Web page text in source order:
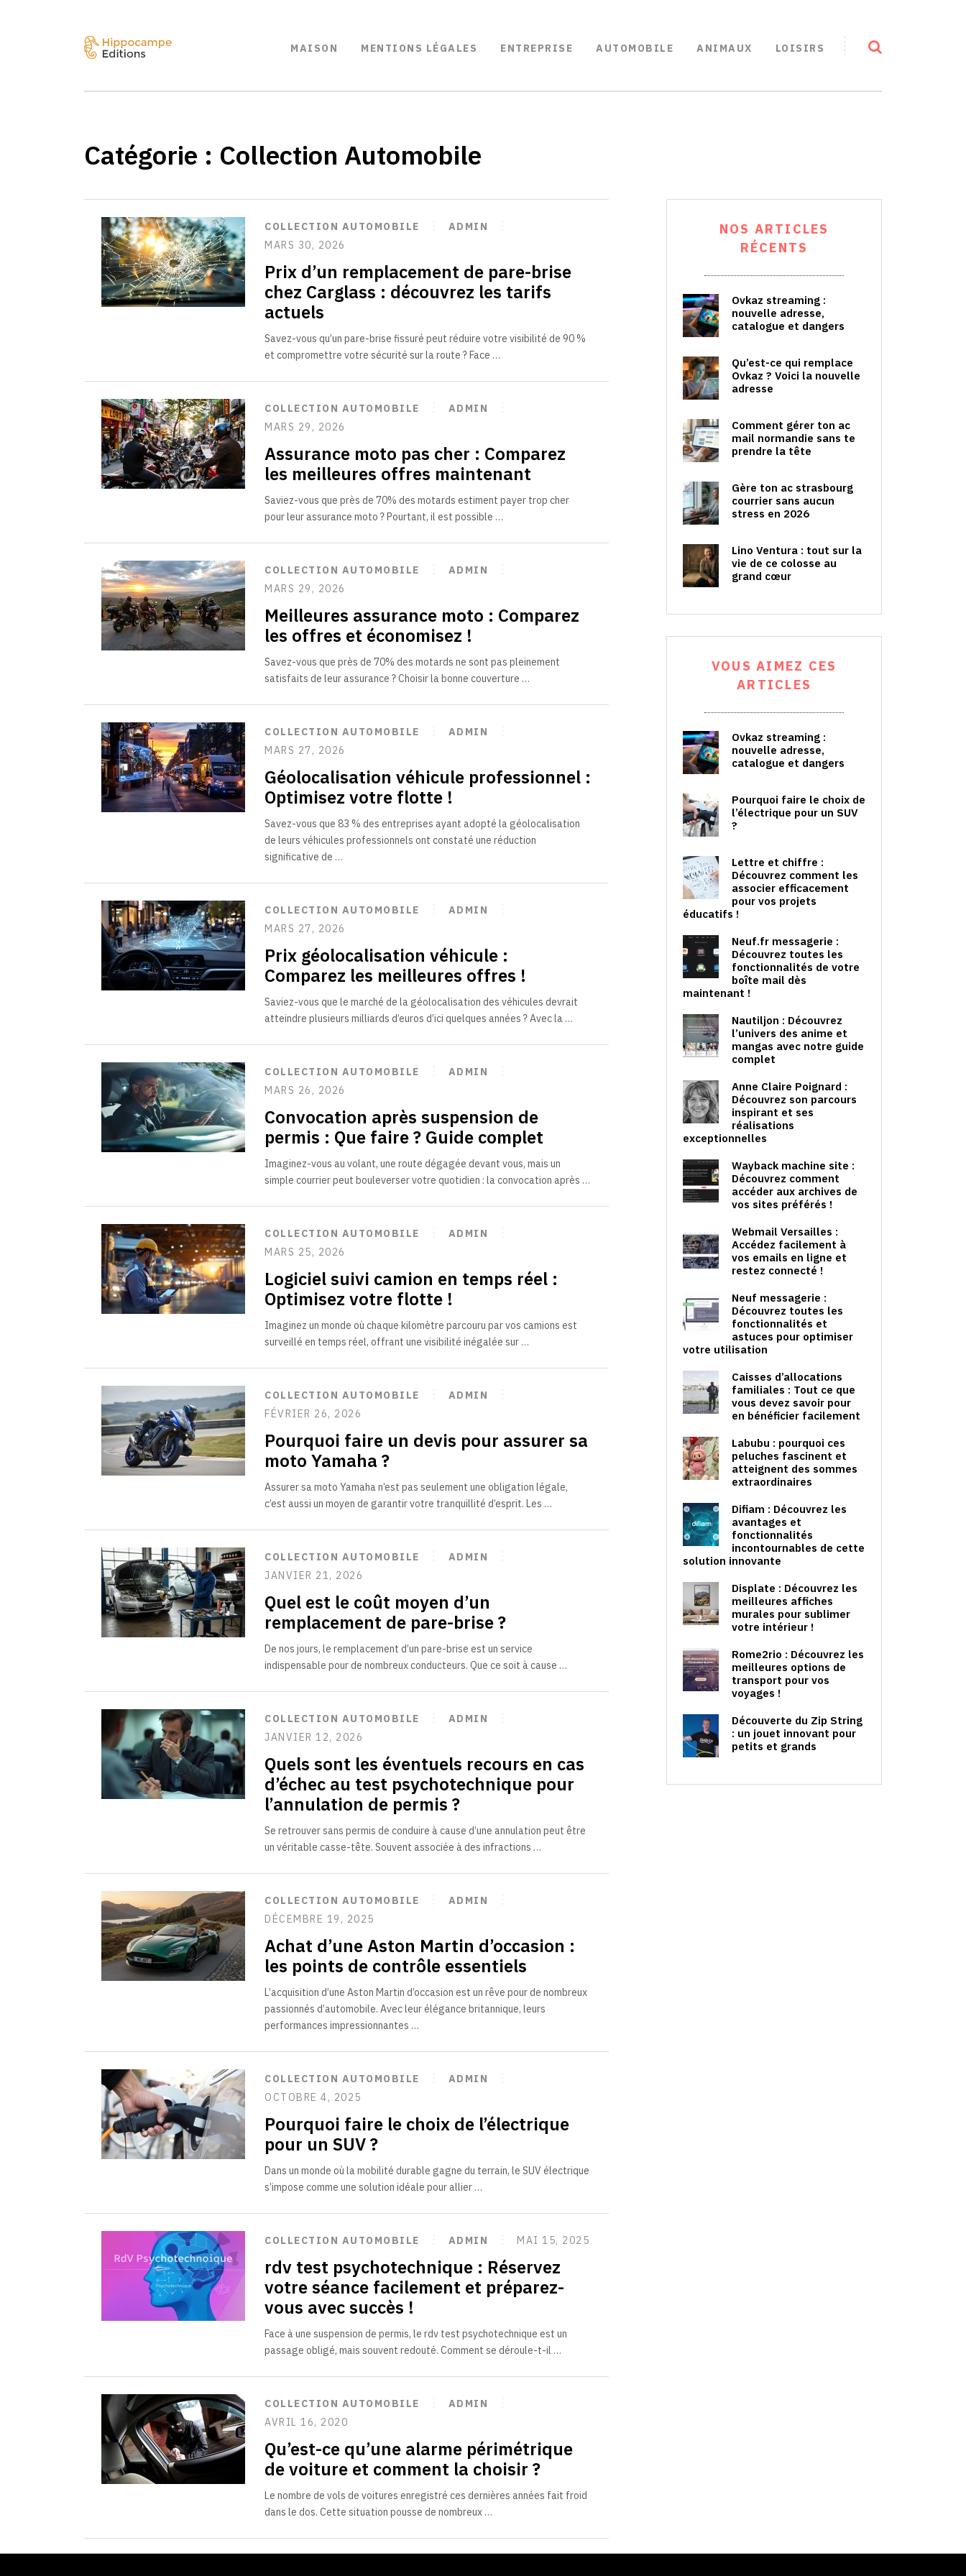
MAISON MENTIONS LÉGALES ENTREPRISE AUTOMOBILE ANIMAUX LOISIRS
Catégorie : Collection Automobile
COLLECTION AUTOMOBILE
ADMIN
MARS 30, 2026
Prix d’un remplacement de pare-brise
chez Carglass : découvrez les tarifs
actuels
Savez-vous qu’un pare-brise fissuré peut réduire votre visibilité de 90 %
et compromettre votre sécurité sur la route ? Face …
COLLECTION AUTOMOBILE
ADMIN
MARS 29, 2026
Assurance moto pas cher : Comparez
les meilleures offres maintenant
Saviez-vous que près de 70% des motards estiment payer trop cher
pour leur assurance moto ? Pourtant, il est possible …
COLLECTION AUTOMOBILE
ADMIN
MARS 29, 2026
Meilleures assurance moto : Comparez
les offres et économisez !
Savez-vous que près de 70% des motards ne sont pas pleinement
satisfaits de leur assurance ? Choisir la bonne couverture …
COLLECTION AUTOMOBILE
ADMIN
MARS 27, 2026
Géolocalisation véhicule professionnel :
Optimisez votre flotte !
Savez-vous que 83 % des entreprises ayant adopté la géolocalisation
de leurs véhicules professionnels ont constaté une réduction
significative de …
COLLECTION AUTOMOBILE
ADMIN
MARS 27, 2026
Prix géolocalisation véhicule :
Comparez les meilleures offres !
Saviez-vous que le marché de la géolocalisation des véhicules devrait
atteindre plusieurs milliards d’euros d’ici quelques années ? Avec la …
COLLECTION AUTOMOBILE
ADMIN
MARS 26, 2026
Convocation après suspension de
permis : Que faire ? Guide complet
Imaginez-vous au volant, une route dégagée devant vous, mais un
simple courrier peut bouleverser votre quotidien : la convocation après …
COLLECTION AUTOMOBILE
ADMIN
MARS 25, 2026
Logiciel suivi camion en temps réel :
Optimisez votre flotte !
Imaginez un monde où chaque kilomètre parcouru par vos camions est
surveillé en temps réel, offrant une visibilité inégalée sur …
COLLECTION AUTOMOBILE
ADMIN
FÉVRIER 26, 2026
Pourquoi faire un devis pour assurer sa
moto Yamaha ?
Assurer sa moto Yamaha n’est pas seulement une obligation légale,
c’est aussi un moyen de garantir votre tranquillité d’esprit. Les …
COLLECTION AUTOMOBILE
ADMIN
JANVIER 21, 2026
Quel est le coût moyen d’un
remplacement de pare-brise ?
De nos jours, le remplacement d’un pare-brise est un service
indispensable pour de nombreux conducteurs. Que ce soit à cause …
COLLECTION AUTOMOBILE
ADMIN
JANVIER 12, 2026
Quels sont les éventuels recours en cas
d’échec au test psychotechnique pour
l’annulation de permis ?
Se retrouver sans permis de conduire à cause d’une annulation peut être
un véritable casse-tête. Souvent associée à des infractions …
COLLECTION AUTOMOBILE
ADMIN
DÉCEMBRE 19, 2025
Achat d’une Aston Martin d’occasion :
les points de contrôle essentiels
L’acquisition d’une Aston Martin d’occasion est un rêve pour de nombreux
passionnés d’automobile. Avec leur élégance britannique, leurs
performances impressionnantes …
COLLECTION AUTOMOBILE
ADMIN
OCTOBRE 4, 2025
Pourquoi faire le choix de l’électrique
pour un SUV ?
Dans un monde où la mobilité durable gagne du terrain, le SUV électrique
s’impose comme une solution idéale pour allier …
COLLECTION AUTOMOBILE ADMIN MAI 15, 2025
rdv test psychotechnique : Réservez
votre séance facilement et préparez-
vous avec succès !
Face à une suspension de permis, le rdv test psychotechnique est un
passage obligé, mais souvent redouté. Comment se déroule-t-il …
COLLECTION AUTOMOBILE
ADMIN
AVRIL 16, 2020
Qu’est-ce qu’une alarme périmétrique
de voiture et comment la choisir ?
Le nombre de vols de voitures enregistré ces dernières années fait froid
dans le dos. Cette situation pousse de nombreux …
NOS ARTICLES
RÉCENTS
Ovkaz streaming :
nouvelle adresse,
catalogue et dangers
Qu’est-ce qui remplace
Ovkaz ? Voici la nouvelle
adresse
Comment gérer ton ac
mail normandie sans te
prendre la tête
Gère ton ac strasbourg
courrier sans aucun
stress en 2026
Lino Ventura : tout sur la
vie de ce colosse au
grand cœur
VOUS AIMEZ CES
ARTICLES
Ovkaz streaming :
nouvelle adresse,
catalogue et dangers
Pourquoi faire le choix de
l’électrique pour un SUV
?
Lettre et chiffre :
Découvrez comment les
associer efficacement
pour vos projets
éducatifs !
Neuf.fr messagerie :
Découvrez toutes les
fonctionnalités de votre
boîte mail dès
maintenant !
Nautiljon : Découvrez
l’univers des anime et
mangas avec notre guide
complet
Anne Claire Poignard :
Découvrez son parcours
inspirant et ses
réalisations
exceptionnelles
Wayback machine site :
Découvrez comment
accéder aux archives de
vos sites préférés !
Webmail Versailles :
Accédez facilement à
vos emails en ligne et
restez connecté !
Neuf messagerie :
Découvrez toutes les
fonctionnalités et
astuces pour optimiser
votre utilisation
Caisses d’allocations
familiales : Tout ce que
vous devez savoir pour
en bénéficier facilement
Labubu : pourquoi ces
peluches fascinent et
atteignent des sommes
extraordinaires
Difiam : Découvrez les
avantages et
fonctionnalités
incontournables de cette
solution innovante
Displate : Découvrez les
meilleures affiches
murales pour sublimer
votre intérieur !
Rome2rio : Découvrez les
meilleures options de
transport pour vos
voyages !
Découverte du Zip String
: un jouet innovant pour
petits et grands